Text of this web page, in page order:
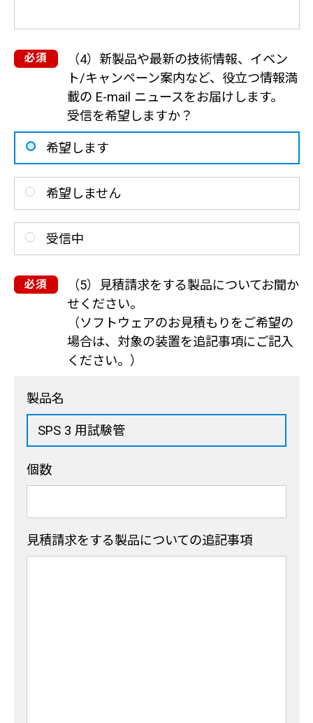
（4）新製品や最新の技術情報、イベン
ト/キャンペーン案内など、役立つ情報満
載の E-mail ニュースをお届けします。
受信を希望しますか？
希望します
希望しません
受信中
（5）見積請求をする製品についてお聞か
せください。
（ソフトウェアのお見積もりをご希望の
場合は、対象の装置を追記事項にご記入
ください。）
製品名
個数
見積請求をする製品についての追記事項